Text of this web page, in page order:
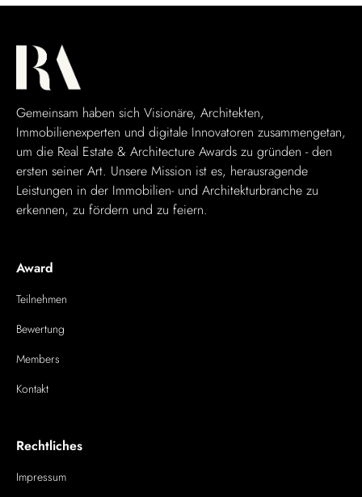
Gemeinsam haben sich Visionäre, Architekten,
Immobilienexperten und digitale Innovatoren zusammengetan,
um die Real Estate & Architecture Awards zu gründen - den
ersten seiner Art. Unsere Mission ist es, herausragende
Leistungen in der Immobilien- und Architekturbranche zu
erkennen, zu fördern und zu feiern.
Award
Teilnehmen
Bewertung
Members
Kontakt
Rechtliches
Impressum